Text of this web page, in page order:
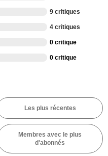
9 critiques
4 critiques
0 critique
0 critique
Les plus récentes
Membres avec le plus
d'abonnés